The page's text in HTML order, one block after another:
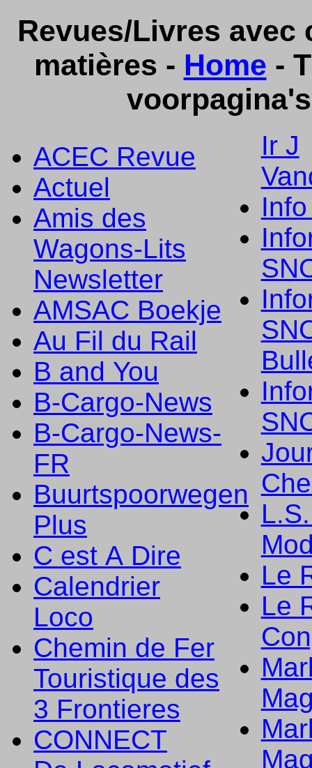
Revues/Livres avec
matières - Home -
ACEC Revue
Actuel
Amis des
Wagons-Lits
Newsletter
AMSAC Boekje
Au Fil du Rail
B and You
B-Cargo-News
B-Cargo-News-
FR
Buurtspoorwegen
Plus
C est A Dire
Calendrier
Loco
Chemin de Fer
Touristique des
3 Frontieres
CONNECT
Ir J
Le
Le